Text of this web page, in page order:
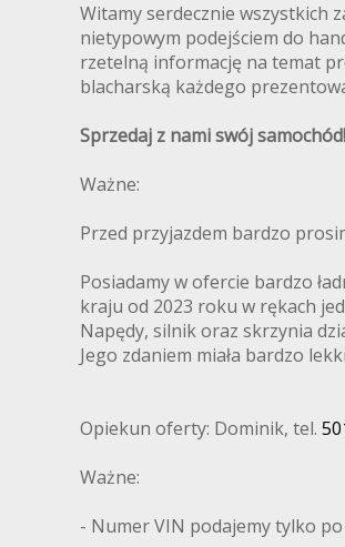
Witamy serdecznie wszystkich
nietypowym podejściem do
rzetelną informację na temat
blacharską każdego
Sprzedaj z nami swój samochód!
Ważne:
Przed przyjazdem bardzo
Posiadamy w ofercie bardzo
kraju od 2023 roku w rękach
Napędy, silnik oraz skrzynia
Jego zdaniem miała bardzo
Opiekun oferty: Dominik, tel.
Ważne:
- Numer VIN podajemy tylko